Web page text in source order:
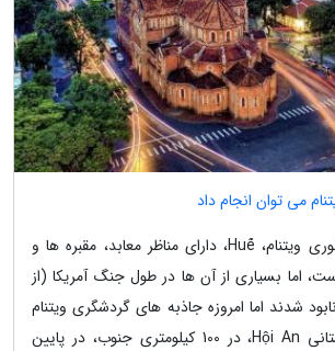
پایتخت سابق امپراطوری ویتنام، Huế، دارای مناظر معابد، مقبره ها و
اما بسیاری از آن ها در طول جنگ آمریکا (از
1955 تا 1975) نابود شدند اما امروزه جاذبه های گردشگری ویتنام
کم نیست. شهر باستانی Hội An، در 100 کیلومتری جنوب، در پایین